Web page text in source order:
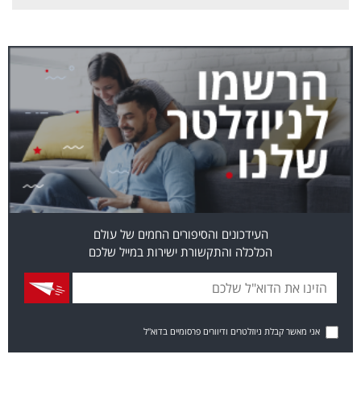
העידכונים והסיפורים החמים של עולם
הכלכלה והתקשורת ישירות במייל שלכם
אני מאשר קבלת ניוזלטרים ודיוורים פרסומיים בדוא"ל